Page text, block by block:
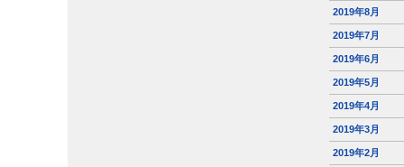
2019年8月
2019年7月
2019年6月
2019年5月
2019年4月
2019年3月
2019年2月